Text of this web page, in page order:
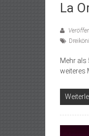
La
Mehr als
weiteres